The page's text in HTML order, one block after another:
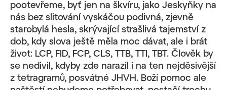
pootevřeme, byť jen na škvíru, jako Jeskyňky na
nás bez slitování vyskáčou podivná, zjevně
starobylá hesla, skrývající strašlivá tajemství z
dob, kdy slova ještě měla moc dávat, ale i brát
život: LCP, FID, FCP, CLS, TTB, TTI, TBT. Člověk by
se nedivil, kdyby zde narazil i na ten nejděsivější
z tetragramů, posvátné JHVH. Boží pomoc ale